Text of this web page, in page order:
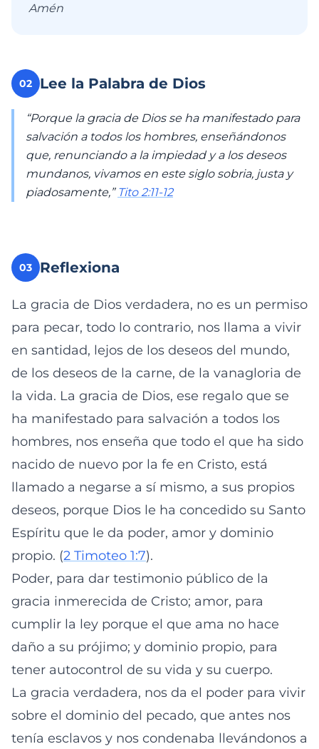
Amén
02 Lee la Palabra de Dios
“Porque la gracia de Dios se ha manifestado para
salvación a todos los hombres, enseñándonos
que, renunciando a la impiedad y a los deseos
mundanos, vivamos en este siglo sobria, justa y
piadosamente,” Tito 2:11-12
03 Reflexiona
La gracia de Dios verdadera, no es un permiso
para pecar, todo lo contrario, nos llama a vivir
en santidad, lejos de los deseos del mundo,
de los deseos de la carne, de la vanagloria de
la vida. La gracia de Dios, ese regalo que se
ha manifestado para salvación a todos los
hombres, nos enseña que todo el que ha sido
nacido de nuevo por la fe en Cristo, está
llamado a negarse a sí mismo, a sus propios
deseos, porque Dios le ha concedido su Santo
Espíritu que le da poder, amor y dominio
propio. (2 Timoteo 1:7).
Poder, para dar testimonio público de la
gracia inmerecida de Cristo; amor, para
cumplir la ley porque el que ama no hace
daño a su prójimo; y dominio propio, para
tener autocontrol de su vida y su cuerpo.
La gracia verdadera, nos da el poder para vivir
sobre el dominio del pecado, que antes nos
tenía esclavos y nos condenaba llevándonos a